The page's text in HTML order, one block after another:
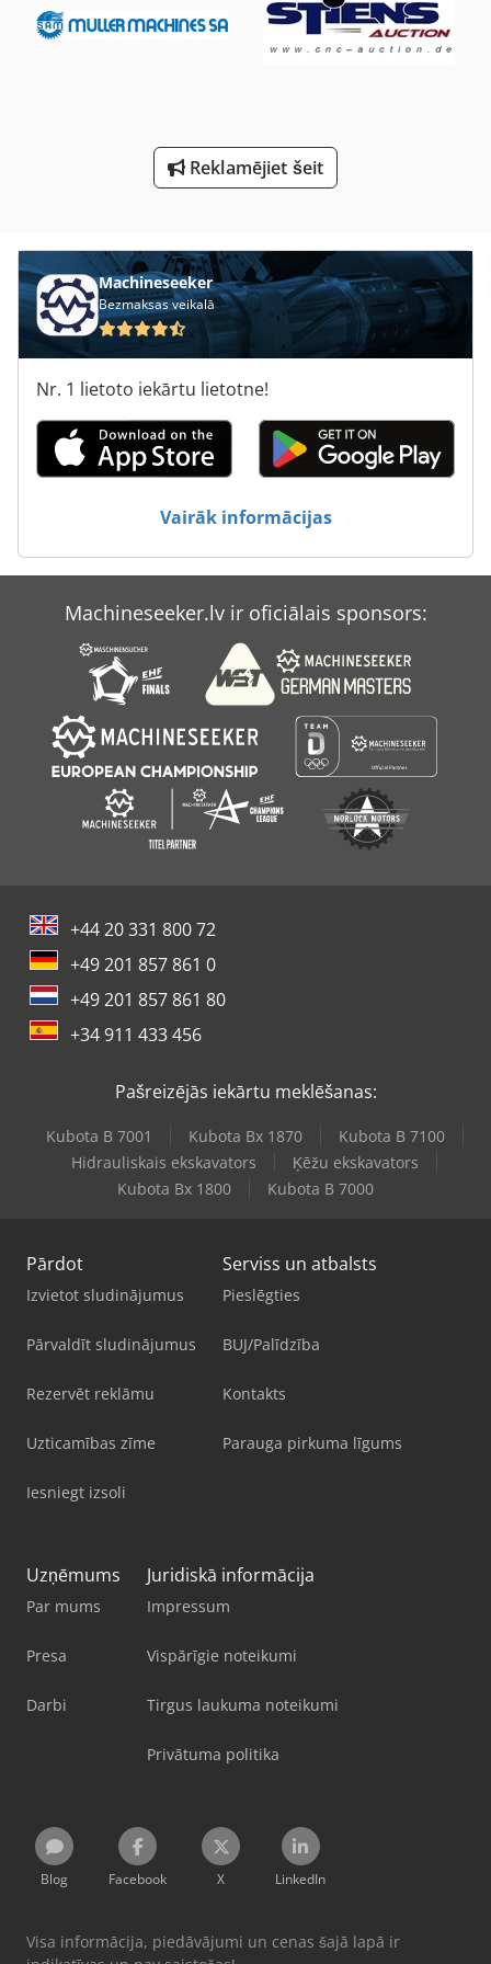
Sāns Zobu Slīpēšanas Mašīna
Reklamējiet šeit
Machineseeker
Bezmaksas veikalā
Nr. 1 lietoto iekārtu lietotne!
Vairāk informācijas
Machineseeker.lv ir oficiālais sponsors:
+44 20 331 800 72
+49 201 857 861 0
+49 201 857 861 80
+34 911 433 456
Pašreizējās iekārtu meklēšanas:
Kubota B 7001 Kubota Bx 1870
Kubota B 7100
Hidrauliskais ekskavators
Ķēžu ekskavators
Kubota Bx 1800
Kubota B 7000
Pārdot
Izvietot sludinājumus
Pārvaldīt sludinājumus
Rezervēt reklāmu
Uzticamības zīme
Iesniegt izsoli
Serviss un atbalsts
Pieslēgties
BUJ/Palīdzība
Kontakts
Parauga pirkuma līgums
Uzņēmums
Par mums
Presa
Darbi
Juridiskā informācija
Impressum
Vispārīgie noteikumi
Tirgus laukuma noteikumi
Privātuma politika
Blog Facebook X LinkedIn
Visa informācija, piedāvājumi un cenas šajā lapā ir